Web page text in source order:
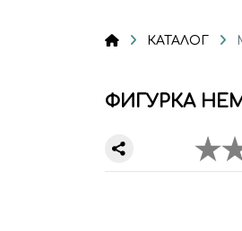
КАТАЛОГ
ФИГУРКА